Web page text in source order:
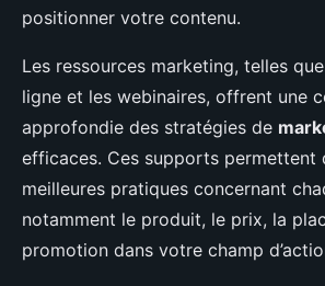
positionner votre contenu.
Les ressources marketing, telles
ligne et les webinaires, offrent une
approfondie des stratégies de
efficaces. Ces supports permettent
meilleures pratiques concernant
notamment le produit, le prix, la
promotion dans votre champ